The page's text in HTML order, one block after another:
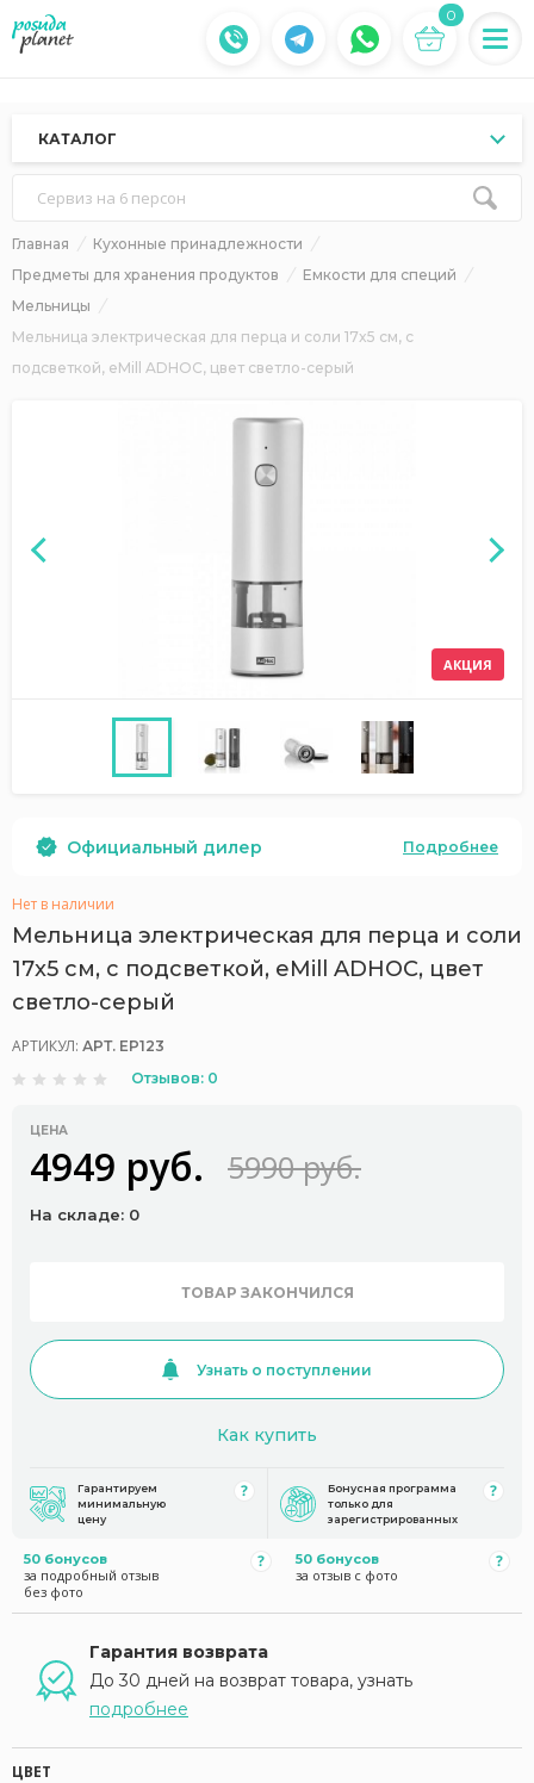
0
КАТАЛОГ
Сервиз на 6 персон
Главная
Кухонные принадлежности
Предметы для хранения продуктов
Емкости для специй
Мельницы
Мельница электрическая для перца и соли 17x5 см, с
подсветкой, eMill ADHOC, цвет светло-серый
АКЦИЯ
Официальный дилер Подробнее
Нет в наличии
Мельница электрическая для перца и соли
17x5 см, с подсветкой, eMill ADHOC, цвет
светло-серый
АРТИКУЛ: АРТ. EP123
Отзывов: 0
ЦЕНА
4949 руб. 5990 руб.
На складе: 0
ТОВАР ЗАКОНЧИЛСЯ
Узнать о поступлении
Как купить
Гарантируем
минимальную
цену
Бонусная программа
только для
зарегистрированных
50 бонусов
за подробный отзыв
без фото
50 бонусов
за отзыв с фото
Гарантия возврата
До 30 дней на возврат товара, узнать
подробнее
ЦВЕТ